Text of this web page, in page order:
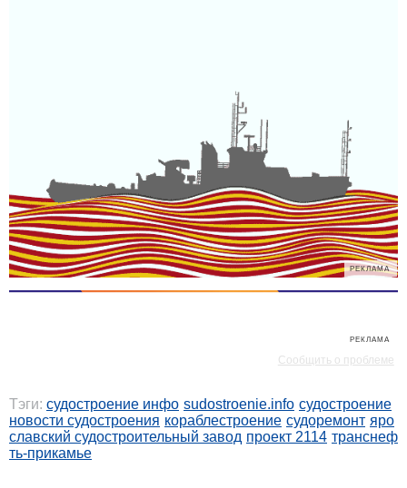
РЕКЛАМА
РЕКЛАМА
Сообщить о проблеме
Тэги: судостроение инфо sudostroenie.info судостроение
новости судостроения кораблестроение судоремонт яро
славский судостроительный завод проект 2114 транснеф
ть-прикамье